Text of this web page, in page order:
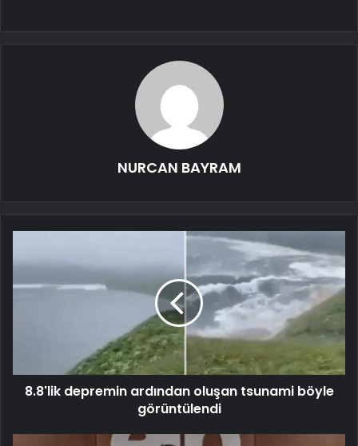
NURCAN BAYRAM
8.8'lik depremin ardından oluşan tsunami böyle
görüntülendi